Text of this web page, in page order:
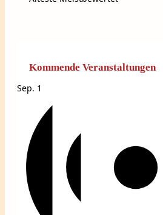
Kommende Veranstaltungen
Sep. 1